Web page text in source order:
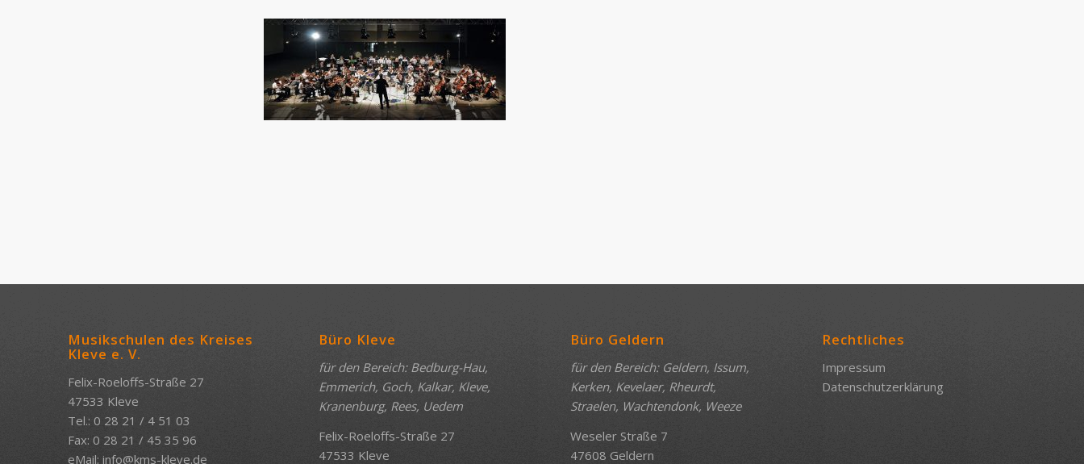
Musikschulen des Kreises
Kleve e. V.
Felix-Roeloffs-Straße 27
47533 Kleve
Tel.: 0 28 21 / 4 51 03
Fax: 0 28 21 / 45 35 96
eMail: info@kms-kleve.de
Büro Kleve
für den Bereich: Bedburg-Hau,
Emmerich, Goch, Kalkar, Kleve,
Kranenburg, Rees, Uedem
Felix-Roeloffs-Straße 27
47533 Kleve
Büro Geldern
für den Bereich: Geldern, Issum,
Kerken, Kevelaer, Rheurdt,
Straelen, Wachtendonk, Weeze
Weseler Straße 7
47608 Geldern
Rechtliches
Impressum
Datenschutzerklärung